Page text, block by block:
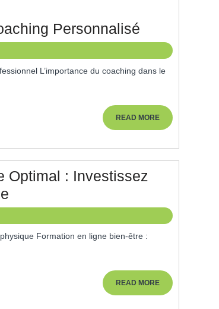
Personnalisé
Votre
Potentiel
Coaching
Personnalisé
READ MOREREAD
MORE
Optimal : Investissez
En
Ligne
READ MOREREAD
MORE